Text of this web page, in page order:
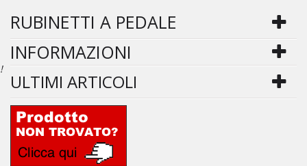
RUBINETTI A PEDALE
INFORMAZIONI
ULTIMI ARTICOLI